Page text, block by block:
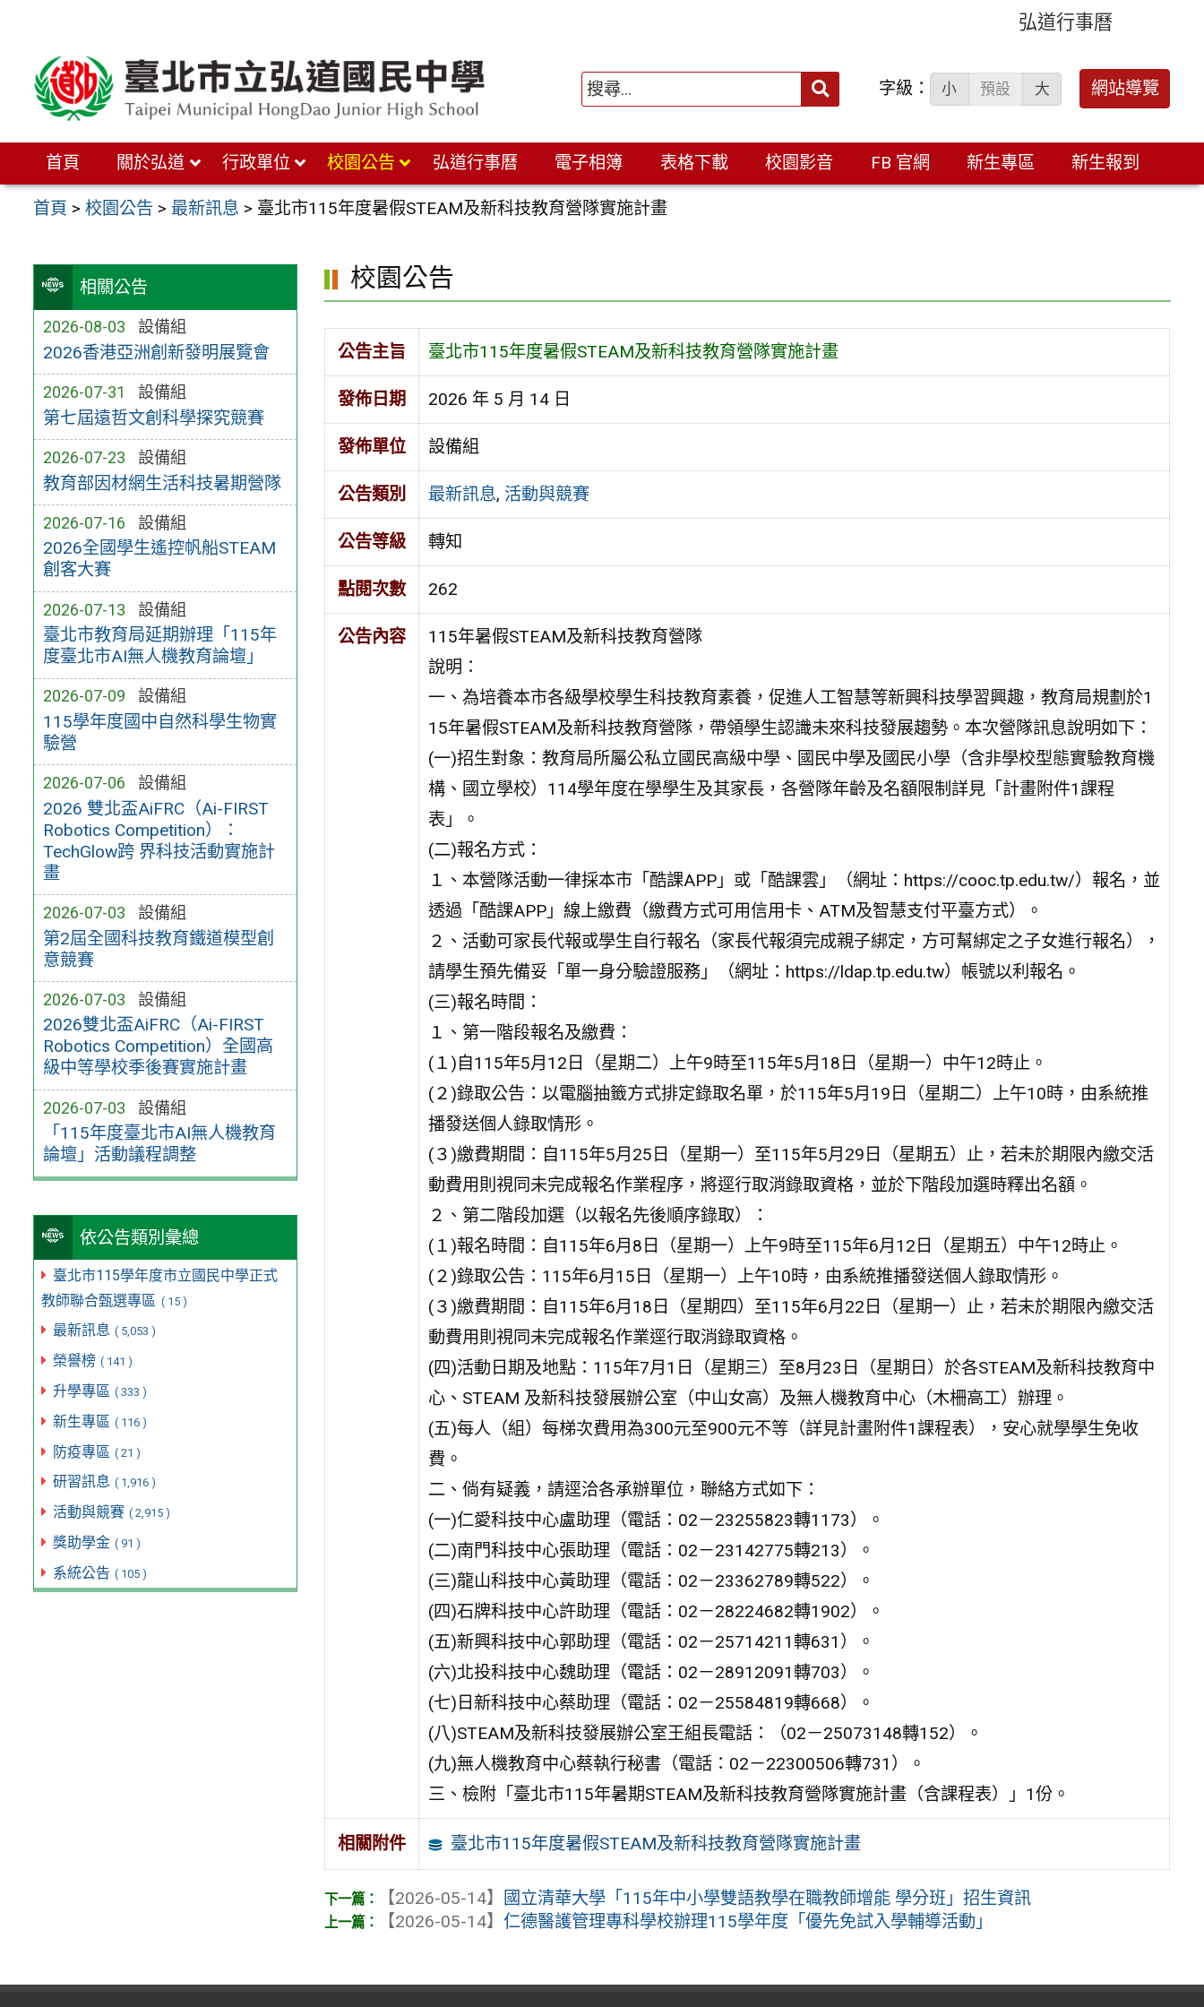
弘道行事曆
搜
字級： 小 預設 大 網站導覽
首頁 關於弘道 行政單位 校園公告 弘道行事曆 電子相簿 表格下載 校園影音 FB 官網 新生專區 新生報到
首頁 >校園公告 > 最新訊息 > 臺北市115年度暑假STEAM及新科技教育營隊實施計畫
相關公告
2026-08-03 設備組
2026香港亞洲創新發明展覽會
2026-07-31 設備組
第七屆遠哲文創科學探究競賽
2026-07-23 設備組
教育部因材網生活科技暑期營隊
2026-07-16 設備組
2026全國學生遙控帆船STEAM
創客大賽
2026-07-13 設備組
臺北市教育局延期辦理「115年
度臺北市AI無人機教育論壇」
2026-07-09 設備組
115學年度國中自然科學生物實
驗營
2026-07-06 設備組
2026 雙北盃AiFRC（Ai-FIRST
Robotics Competition）：
TechGlow跨 界科技活動實施計
畫
2026-07-03 設備組
第2屆全國科技教育鐵道模型創
意競賽
2026-07-03 設備組
2026雙北盃AiFRC（Ai-FIRST
Robotics Competition）全國高
級中等學校季後賽實施計畫
2026-07-03 設備組
「115年度臺北市AI無人機教育
論壇」活動議程調整
依公告類別彙總
臺北市115學年度市立國民中學正式
教師聯合甄選專區 ( 15 )
最新訊息 ( 5,053 )
榮譽榜 ( 141 )
升學專區 ( 333 )
新生專區 ( 116 )
防疫專區 ( 21 )
研習訊息 ( 1,916 )
活動與競賽 ( 2,915 )
獎助學金 ( 91 )
系統公告 ( 105 )
校園公告
公告主旨 臺北市115年度暑假STEAM及新科技教育營隊實施計畫
發佈日期 2026 年 5 月 14 日
發佈單位 設備組
公告類別 最新訊息, 活動與競賽
公告等級 轉知
點閱次數 262
公告內容
115年暑假STEAM及新科技教育營隊
說明：
一、為培養本市各級學校學生科技教育素養，促進人工智慧等新興科技學習興趣，教育局規劃於1
15年暑假STEAM及新科技教育營隊，帶領學生認識未來科技發展趨勢。本次營隊訊息說明如下：
(一)招生對象：教育局所屬公私立國民高級中學、國民中學及國民小學（含非學校型態實驗教育機
構、國立學校）114學年度在學學生及其家長，各營隊年齡及名額限制詳見「計畫附件1課程
表」。
(二)報名方式：
１、本營隊活動一律採本市「酷課APP」或「酷課雲」（網址：https://cooc.tp.edu.tw/）報名，並
透過「酷課APP」線上繳費（繳費方式可用信用卡、ATM及智慧支付平臺方式）。
２、活動可家長代報或學生自行報名（家長代報須完成親子綁定，方可幫綁定之子女進行報名），
請學生預先備妥「單一身分驗證服務」（網址：https://ldap.tp.edu.tw）帳號以利報名。
(三)報名時間：
１、第一階段報名及繳費：
(１)自115年5月12日（星期二）上午9時至115年5月18日（星期一）中午12時止。
(２)錄取公告：以電腦抽籤方式排定錄取名單，於115年5月19日（星期二）上午10時，由系統推
播發送個人錄取情形。
(３)繳費期間：自115年5月25日（星期一）至115年5月29日（星期五）止，若未於期限內繳交活
動費用則視同未完成報名作業程序，將逕行取消錄取資格，並於下階段加選時釋出名額。
２、第二階段加選（以報名先後順序錄取）：
(１)報名時間：自115年6月8日（星期一）上午9時至115年6月12日（星期五）中午12時止。
(２)錄取公告：115年6月15日（星期一）上午10時，由系統推播發送個人錄取情形。
(３)繳費期間：自115年6月18日（星期四）至115年6月22日（星期一）止，若未於期限內繳交活
動費用則視同未完成報名作業逕行取消錄取資格。
(四)活動日期及地點：115年7月1日（星期三）至8月23日（星期日）於各STEAM及新科技教育中
心、STEAM 及新科技發展辦公室（中山女高）及無人機教育中心（木柵高工）辦理。
(五)每人（組）每梯次費用為300元至900元不等（詳見計畫附件1課程表），安心就學學生免收
費。
二、倘有疑義，請逕洽各承辦單位，聯絡方式如下：
(一)仁愛科技中心盧助理（電話：02－23255823轉1173）。
(二)南門科技中心張助理（電話：02－23142775轉213）。
(三)龍山科技中心黃助理（電話：02－23362789轉522）。
(四)石牌科技中心許助理（電話：02－28224682轉1902）。
(五)新興科技中心郭助理（電話：02－25714211轉631）。
(六)北投科技中心魏助理（電話：02－28912091轉703）。
(七)日新科技中心蔡助理（電話：02－25584819轉668）。
(八)STEAM及新科技發展辦公室王組長電話：（02－25073148轉152）。
(九)無人機教育中心蔡執行秘書（電話：02－22300506轉731）。
三、檢附「臺北市115年暑期STEAM及新科技教育營隊實施計畫（含課程表）」1份。
相關附件 臺北市115年度暑假STEAM及新科技教育營隊實施計畫
【2026-05-14】
國立清華大學「115年中小學雙語教學在職教師增能 學分班」招生資訊
【2026-05-14】仁德醫護管理專科學校辦理115學年度「優先免試入學輔導活動」